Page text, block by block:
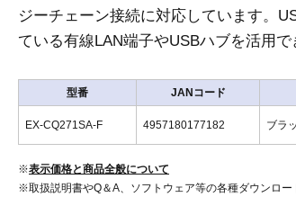
ジーチェーン接続に対応しています。
ている有線LAN端子やUSBハブを活用
型番 JANコード
EX-CQ271SA-F 4957180177182 ブラ
※表示価格と商品全般について
※取扱説明書やQ＆A、ソフトウェア等の各種ダウンロー